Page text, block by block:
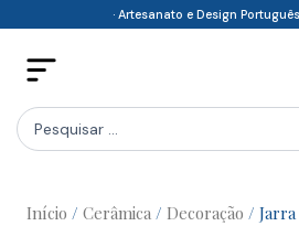
content
· Artesanato e Design
Search
...
Início / Cerâmica / Decoração / Jarra